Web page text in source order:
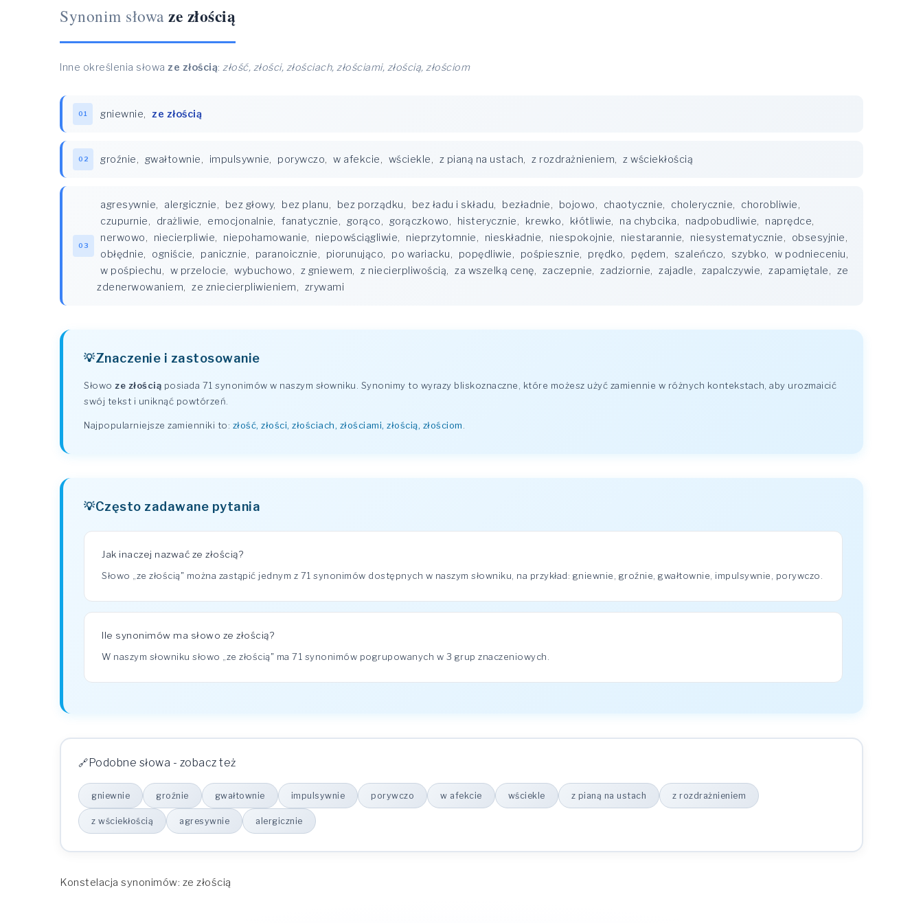
Synonim słowa ze złością
Inne określenia słowa ze złością: złość, złości, złościach, złościami, złością, złościom
01 gniewnie, ze złością
02 groźnie, gwałtownie, impulsywnie, porywczo, w afekcie, wściekle, z pianą na ustach, z rozdrażnieniem, z wściekłością
03
agresywnie, alergicznie, bez głowy, bez planu, bez porządku, bez ładu i składu, bezładnie, bojowo, chaotycznie, cholerycznie, chorobliwie,
czupurnie, drażliwie, emocjonalnie, fanatycznie, gorąco, gorączkowo, histerycznie, krewko, kłótliwie, na chybcika, nadpobudliwie, naprędce,
nerwowo, niecierpliwie, niepohamowanie, niepowściągliwie, nieprzytomnie, nieskładnie, niespokojnie, niestarannie, niesystematycznie, obsesyjnie,
obłędnie, ogniście, panicznie, paranoicznie, piorunująco, po wariacku, popędliwie, pośpiesznie, prędko, pędem, szaleńczo, szybko, w podnieceniu,
w pośpiechu, w przelocie, wybuchowo, z gniewem, z niecierpliwością, za wszelką cenę, zaczepnie, zadziornie, zajadle, zapalczywie, zapamiętale, ze
zdenerwowaniem, ze zniecierpliwieniem, zrywami
Znaczenie i zastosowanie
Słowo ze złością posiada 71 synonimów w naszym słowniku. Synonimy to wyrazy bliskoznaczne, które możesz użyć zamiennie w różnych kontekstach, aby urozmaicić
swój tekst i uniknąć powtórzeń.
Najpopularniejsze zamienniki to: złość, złości, złościach, złościami, złością, złościom
Często zadawane pytania
Jak inaczej nazwać ze złością?
Słowo „ze złością" można zastąpić jednym z 71 synonimów dostępnych w naszym słowniku, na przykład: gniewnie, groźnie, gwałtownie, impulsywnie, porywczo.
Ile synonimów ma słowo ze złością?
W naszym słowniku słowo „ze złością" ma 71 synonimów pogrupowanych w 3 grup znaczeniowych.
Podobne słowa - zobacz też
gniewnie groźnie gwałtownie impulsywnie porywczo w afekcie wściekle z pianą na ustach z rozdrażnieniem
z wściekłością agresywnie alergicznie
Konstelacja synonimów: ze złością